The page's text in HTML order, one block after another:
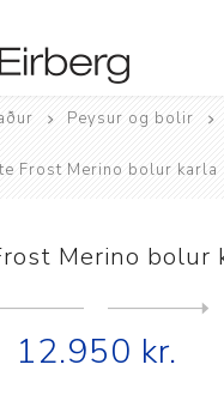
Peysur og bolir
Frost Merino bolur karla
Merino bolur
12.950 kr.